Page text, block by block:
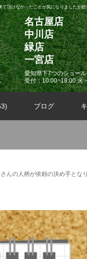
頂けなかったことが気になりましたが
名古屋店
中川店
緑店
一宮店
愛知県下7つのショー
受付：10:00~18:00 火
ブログ
んの人柄が依頼の決め手と